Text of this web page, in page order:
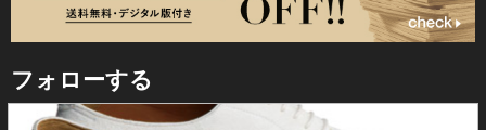
フォローする